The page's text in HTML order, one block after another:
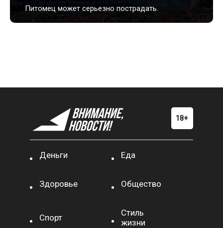
Питомец может серьезно пострадать.
Деньги Еда
Здоровье Общество
Спорт
Стиль
жизни